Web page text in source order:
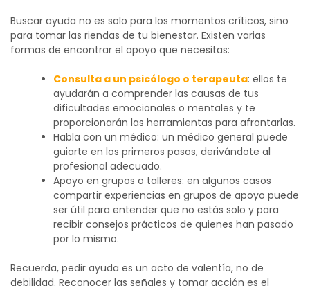
Buscar ayuda no es solo para los momentos críticos, sino
para tomar las riendas de tu bienestar. Existen varias
formas de encontrar el apoyo que necesitas:
Consulta a un psicólogo o terapeuta: ellos te
ayudarán a comprender las causas de tus
dificultades emocionales o mentales y te
proporcionarán las herramientas para afrontarlas.
Habla con un médico: un médico general puede
guiarte en los primeros pasos, derivándote al
profesional adecuado.
Apoyo en grupos o talleres: en algunos casos
compartir experiencias en grupos de apoyo puede
ser útil para entender que no estás solo y para
recibir consejos prácticos de quienes han pasado
por lo mismo.
Recuerda, pedir ayuda es un acto de valentía, no de
debilidad. Reconocer las señales y tomar acción es el